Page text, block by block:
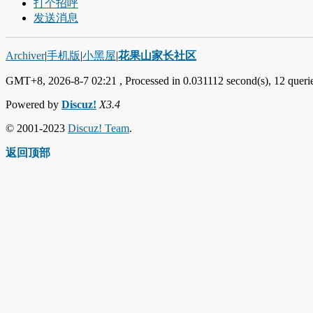
打个招呼
发送消息
Archiver|手机版|小黑屋|花果山家长社区
GMT+8, 2026-8-7 02:21 , Processed in 0.031112 second(s), 12
Powered by Discuz! X3.4
© 2001-2023 Discuz! Team.
返回顶部